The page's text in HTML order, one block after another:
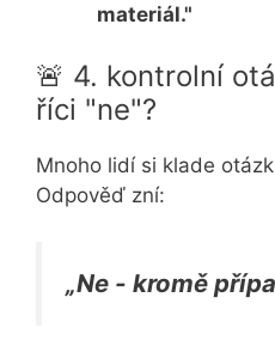
materiál."
🚨 4. kontrolní
říci "ne"?
Mnoho lidí si klade
Odpověď zní:
„Ne - kromě